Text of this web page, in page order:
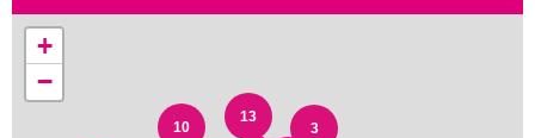
3
13
10
+
−